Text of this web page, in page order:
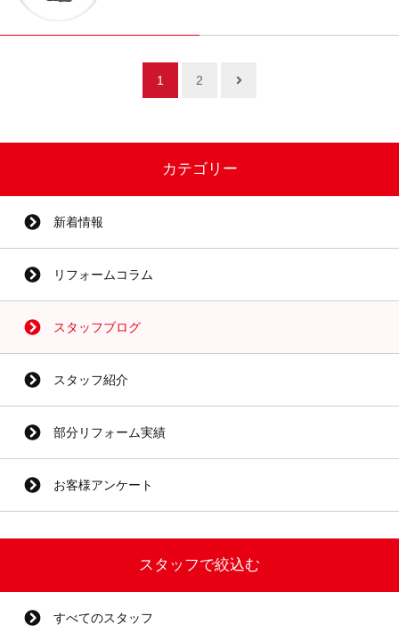
1 2
カテゴリー
新着情報
リフォームコラム
スタッフブログ
スタッフ紹介
部分リフォーム実績
お客様アンケート
スタッフで絞込む
すべてのスタッフ